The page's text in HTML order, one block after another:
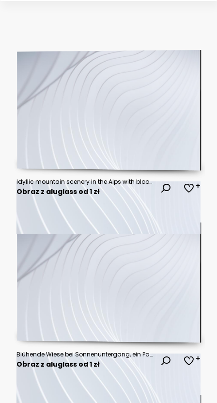
Idyllic mountain scenery in the Alps with blooming meadows in springtime
Obraz z aluglass od 1 zł
Blühende Wiese bei Sonnenuntergang, ein Panorama mit stimmungsvollen Farben
Obraz z aluglass od 1 zł